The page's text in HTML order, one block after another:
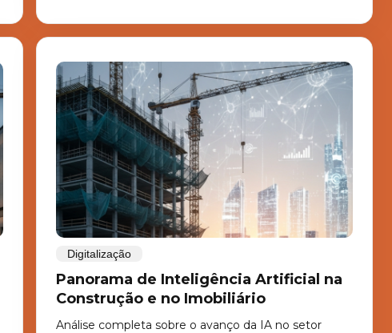
Digitalização
Panorama de Inteligência Artificial na
Construção e no Imobiliário
Análise completa sobre o avanço da IA no setor